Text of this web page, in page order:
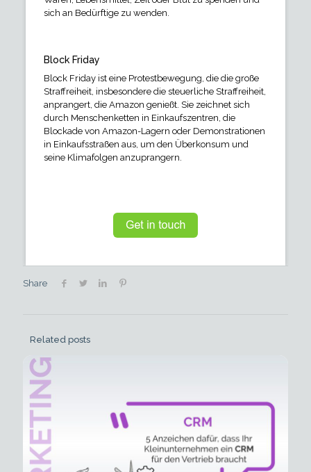
sich an Bedürftige zu wenden.
Block Friday
Block Friday ist eine Protestbewegung, die die große
Straffreiheit, insbesondere die steuerliche Straffreiheit,
anprangert, die Amazon genießt. Sie zeichnet sich
durch Menschenketten in Einkaufszentren, die
Blockade von Amazon-Lagern oder Demonstrationen
in Einkaufsstraßen aus, um den Überkonsum und
seine Klimafolgen anzuprangern.
Share
Related posts